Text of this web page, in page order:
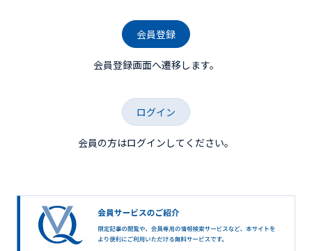
会員登録
会員登録画面へ遷移します。
ログイン
会員の方はログインしてください。